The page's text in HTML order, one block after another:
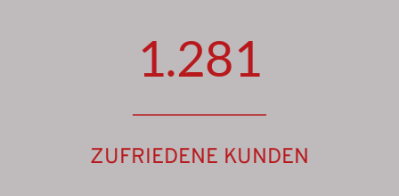
1.281
ZUFRIEDENE KUNDEN